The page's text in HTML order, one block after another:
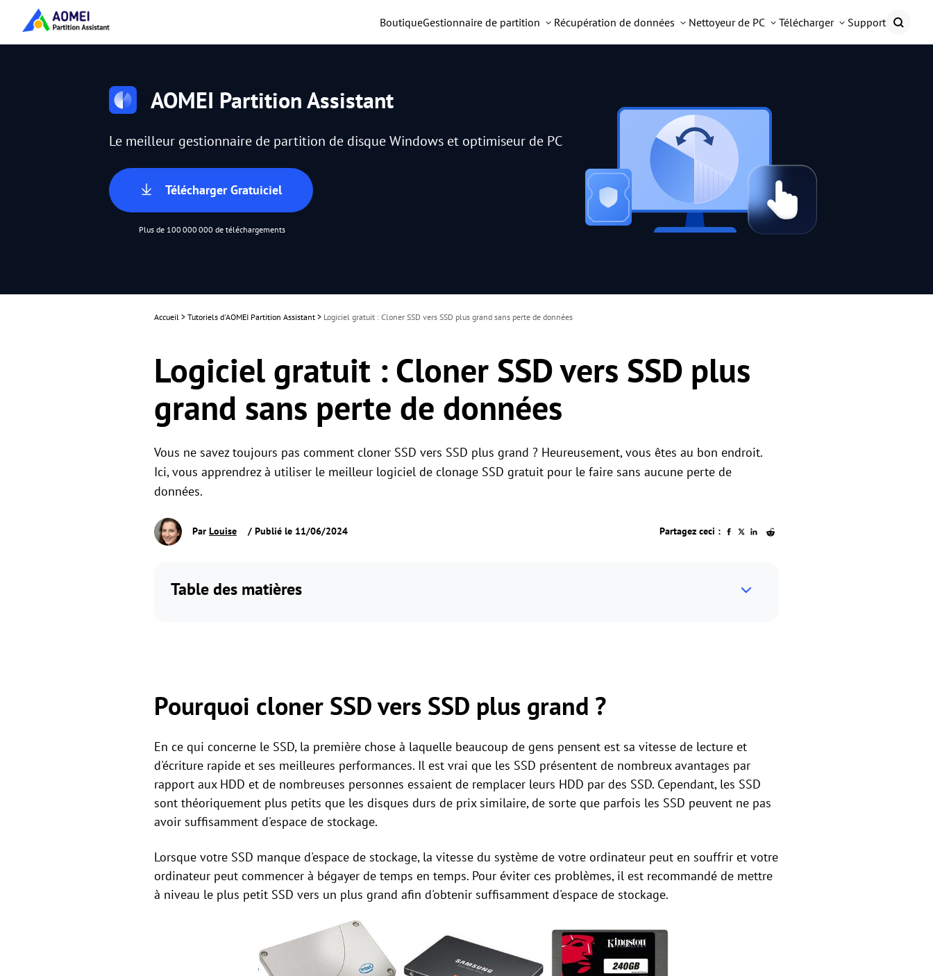
BoutiqueGestionnaire de partition Récupération de données Nettoyeur de PC Télécharger Support
AOMEI Partition Assistant
Le meilleur gestionnaire de partition de disque Windows et optimiseur de PC
Télécharger Gratuiciel
Plus de 100 000 000 de téléchargements
Accueil > Tutoriels d'AOMEI Partition Assistant > Logiciel gratuit : Cloner SSD vers SSD plus grand sans perte de données
Logiciel gratuit : Cloner SSD vers SSD plus
grand sans perte de données
Vous ne savez toujours pas comment cloner SSD vers SSD plus grand ? Heureusement, vous êtes au bon endroit.
Ici, vous apprendrez à utiliser le meilleur logiciel de clonage SSD gratuit pour le faire sans aucune perte de
données.
Par Louise / Publié le 11/06/2024 Partagez ceci :
Table des matières
Pourquoi cloner SSD vers SSD plus grand ?
En ce qui concerne le SSD, la première chose à laquelle beaucoup de gens pensent est sa vitesse de lecture et
d'écriture rapide et ses meilleures performances. Il est vrai que les SSD présentent de nombreux avantages par
rapport aux HDD et de nombreuses personnes essaient de remplacer leurs HDD par des SSD. Cependant, les SSD
sont théoriquement plus petits que les disques durs de prix similaire, de sorte que parfois les SSD peuvent ne pas
avoir suffisamment d'espace de stockage.
Lorsque votre SSD manque d'espace de stockage, la vitesse du système de votre ordinateur peut en souffrir et votre
ordinateur peut commencer à bégayer de temps en temps. Pour éviter ces problèmes, il est recommandé de mettre
à niveau le plus petit SSD vers un plus grand afin d'obtenir suffisamment d'espace de stockage.